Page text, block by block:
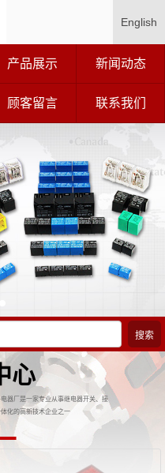
English
产品展示 新闻动态
顾客留言 联系我们
心
器厂是一家专业从事继电器开关、接
化的高新技术企业之一